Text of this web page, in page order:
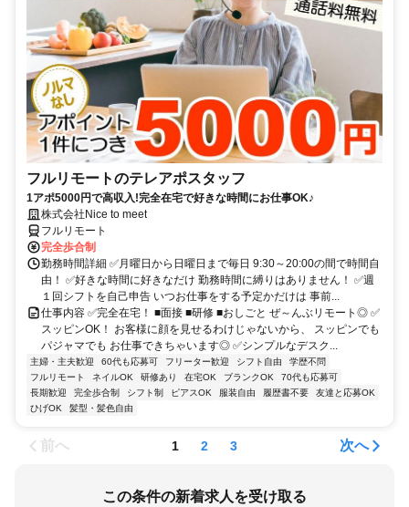
フルリモートのテレアポスタッフ
1アポ5000円で高収入!完全在宅で好きな時間にお仕事OK♪
株式会社Nice to meet
フルリモート
完全歩合制
勤務時間詳細 ✅月曜日から日曜日まで毎日 9:30～20:00の間で時間自
由！ ✅好きな時間に好きなだけ 勤務時間に縛りはありません！ ✅週
１回シフトを自己申告 いつお仕事をする予定かだけは 事前...
仕事内容 ✅完全在宅！ ■面接 ■研修 ■おしごと ぜ～んぶリモート◎ ✅
スッピンOK！ お客様に顔を見せるわけじゃないから、 スッピンでも
パジャマでも お仕事できちゃいます◎ ✅シンプルなデスク...
主婦・主夫歓迎 60代も応募可 フリーター歓迎 シフト自由
学歴不問
フルリモート
ネイルOK 研修あり 在宅OK ブランクOK
70代も応募可
長期歓迎
完全歩合制 シフト制 ピアスOK 服装自由 履歴書不要
友達と応募OK
ひげOK
髪型・髪色自由
前へ 1 2 3 次へ
この条件の新着求人を受け取る